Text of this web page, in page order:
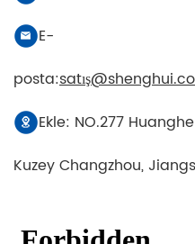
E-
posta:
Ekle: NO.277
Kuzey Changzhou,